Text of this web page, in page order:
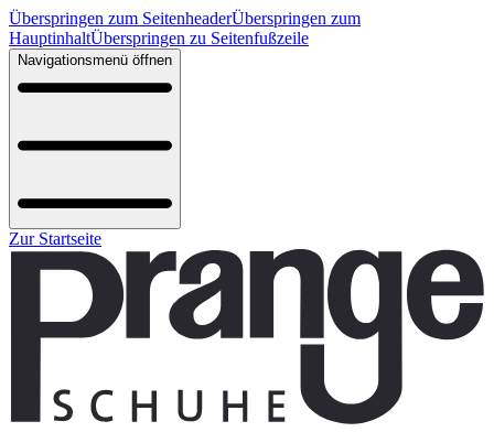
Überspringen zum SeitenheaderÜberspringen zum
HauptinhaltÜberspringen zu Seitenfußzeile
Navigationsmenü öffnen
Zur Startseite